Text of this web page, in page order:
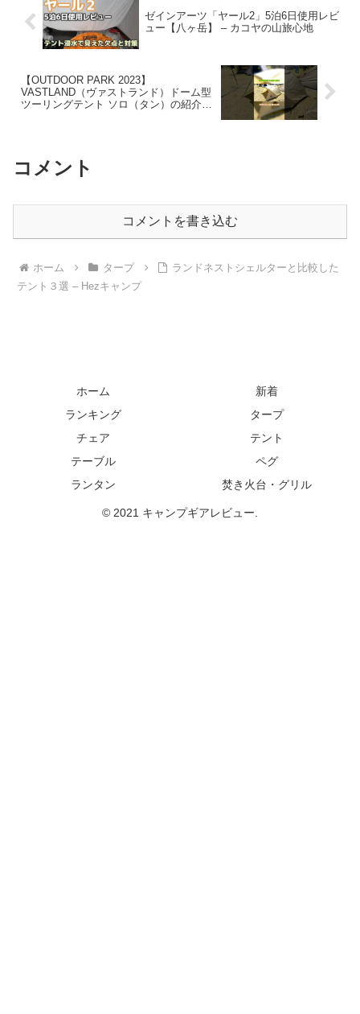
ゼインアーツ「ヤール2」5泊6日使用レビ
ュー【八ヶ岳】 – カコヤの山旅心地
【OUTDOOR PARK 2023】
VASTLAND（ヴァストランド）ドーム型
ツーリングテント ソロ（タン）の紹介
コメント
コメントを書き込む
ホーム タープ
ランドネストシェルターと比較した
テント３選 – Hezキャンプ
ホーム
新着
ランキング
タープ
チェア
テント
テーブル
ペグ
ランタン
焚き火台・グリル
© 2021 キャンプギアレビュー.